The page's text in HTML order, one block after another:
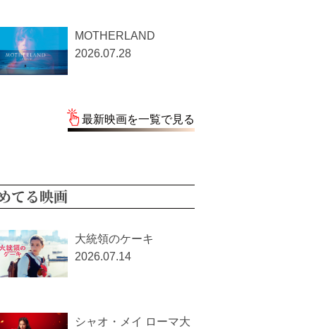
MOTHERLAND
2026.07.28
最新映画を一覧で見る
てる映画
大統領のケーキ
2026.07.14
シャオ・メイ ローマ大